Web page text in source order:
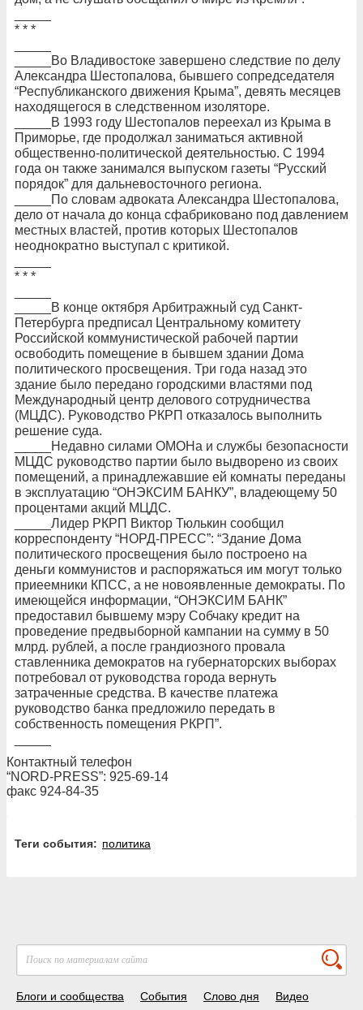
* * *
_____Во Владивостоке завершено следствие по делу
Александра Шестопалова, бывшего сопредседателя
“Республиканского движения Крыма”, девять месяцев
находящегося в следственном изоляторе.
_____В 1993 году Шестопалов переехал из Крыма в
Приморье, где продолжал заниматься активной
общественно-политической деятельностью. С 1994
года он также занимался выпуском газеты “Русский
порядок” для дальневосточного региона.
_____По словам адвоката Александра Шестопалова,
дело от начала до конца сфабриковано под давлением
местных властей, против которых Шестопалов
неоднократно выступал с критикой.
* * *
_____В конце октября Арбитражный суд Санкт-
Петербурга предписал Центральному комитету
Российской коммунистической рабочей партии
освободить помещение в бывшем здании Дома
политического просвещения. Три года назад это
здание было передано городскими властями под
Международный центр делового сотрудничества
(МЦДС). Руководство РКРП отказалось выполнить
решение суда.
_____Недавно силами ОМОНа и службы безопасности
МЦДС руководство партии было выдворено из своих
помещений, а принадлежавшие ей комнаты переданы
в эксплуатацию “ОНЭКСИМ БАНКУ”, владеющему 50
процентами акций МЦДС.
_____Лидер РКРП Виктор Тюлькин сообщил
корреспонденту “НОРД-ПРЕСС”: “Здание Дома
политического просвещения было построено на
деньги коммунистов и распоряжаться им могут только
приеемники КПСС, а не новоявленные демократы. По
имеющейся информации, “ОНЭКСИМ БАНК”
предоставил бывшему мэру Собчаку кредит на
проведение предвыборной кампании на сумму в 50
млрд. рублей, а после грандиозного провала
ставленника демократов на губернаторских выборах
потребовал от руководства города вернуть
затраченные средства. В качестве платежа
руководство банка предложило передать в
собственность помещения РКРП”.
Контактный телефон
“NORD-PRESS”: 925-69-14
факс 924-84-35
Теги события: политика
Блоги и сообщества События Слово дня Видео